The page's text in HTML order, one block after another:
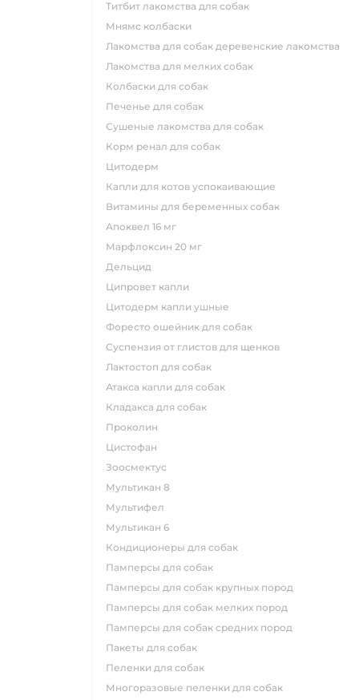
титбит лакомства для собак
мнямс колбаски
лакомства для собак деревенские лакомства
лакомства для мелких собак
колбаски для собак
печенье для собак
сушеные лакомства для собак
корм ренал для собак
цитодерм
капли для котов успокаивающие
витамины для беременных собак
апоквел 16 мг
марфлоксин 20 мг
дельцид
ципровет капли
цитодерм капли ушные
форесто ошейник для собак
суспензия от глистов для щенков
лактостоп для собак
атакса капли для собак
кладакса для собак
проколин
цистофан
зоосмектус
мультикан 8
мультифел
мультикан 6
кондиционеры для собак
памперсы для собак
памперсы для собак крупных пород
памперсы для собак мелких пород
памперсы для собак средних пород
пакеты для собак
пеленки для собак
многоразовые пеленки для собак